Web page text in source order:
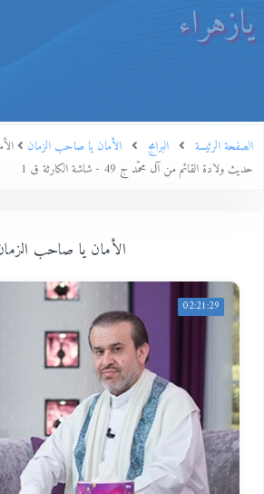
يازهراء
الصفحة الرئيسة البرامج الأمان يا صاحب الزمان
حديث ولادة القائم من آل محمّد ج 49 - شاشة الكارثة ق 1
الأمان يا صاحب الزمان
02:21:29